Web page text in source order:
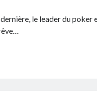
le leader du poker